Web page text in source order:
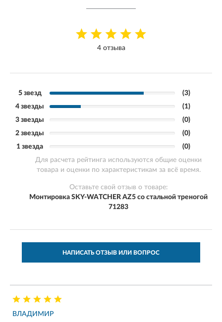
4 отзыва
5 звезд
(3)
4 звезды
(1)
3 звезды
(0)
2 звезды
(0)
1 звезда
(0)
Для расчета рейтинга используются общие оценки
товара и оценки по характеристикам за всё время.
Оставьте свой отзыв о товаре:
Монтировка SKY-WATCHER AZ5 со стальной треногой
71283
НАПИСАТЬ ОТЗЫВ ИЛИ ВОПРОС
ВЛАДИМИР